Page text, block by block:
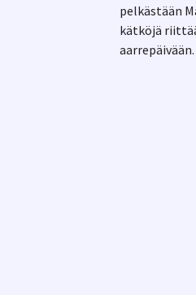
pelkästään
kätköjä
aarrepäivään.